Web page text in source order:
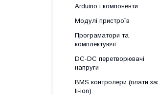
Arduino і компоненти
Модулі пристроїв
Програматори та
комплектуючі
DC-DC перетворювачі
напруги
BMS контролери (плати
li-ion)